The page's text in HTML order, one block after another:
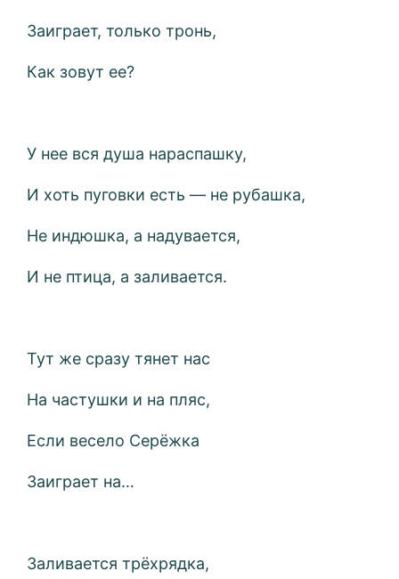
Заиграет, только тронь,
Как зовут ее?
У нее вся душа нараспашку,
И хоть пуговки есть — не рубашка,
Не индюшка, а надувается,
И не птица, а заливается.
Тут же сразу тянет нас
На частушки и на пляс,
Если весело Серёжка
Заиграет на…
Заливается трёхрядка,